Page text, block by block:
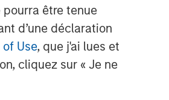
être tenue
d’une déclaration
of Use, que j'ai lues et
cliquez sur « Je ne